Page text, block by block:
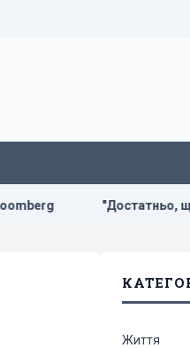
"Достатньо, щоб вижити, а
Життя